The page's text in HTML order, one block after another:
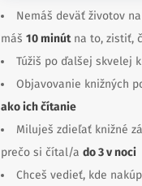
Nemáš deväť životov
máš 10 minútna to, zistiť,
Túžiš po ďalšej skvelej
Objavovanie knižných
ako ich čítanie
Miluješ zdieľať knižné
prečo si čítal/a do 3 v noci
Chceš vedieť, kde